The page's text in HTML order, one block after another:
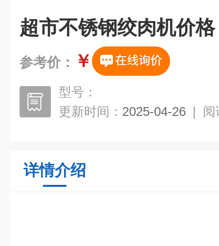
超市不锈钢绞肉机价格
参考价： ￥
型号：
更新时间： 2025-04-26 | 阅
详情介绍